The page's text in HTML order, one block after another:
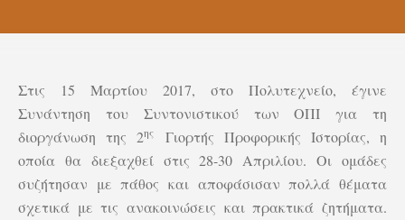
Δράσεις
Επικοινωνία
Στις 15 Μαρτίου 2017, στο Πολυτεχνείο, έγινε
Συνάντηση του Συντονιστικού των ΟΠΙ για τη
διοργάνωση της 2ης
Γιορτής Προφορικής Ιστορίας, η
οποία θα διεξαχθεί στις 28-30 Απριλίου. Οι ομάδες
συζήτησαν με πάθος και αποφάσισαν πολλά θέματα
σχετικά με τις ανακοινώσεις και πρακτικά ζητήματα.